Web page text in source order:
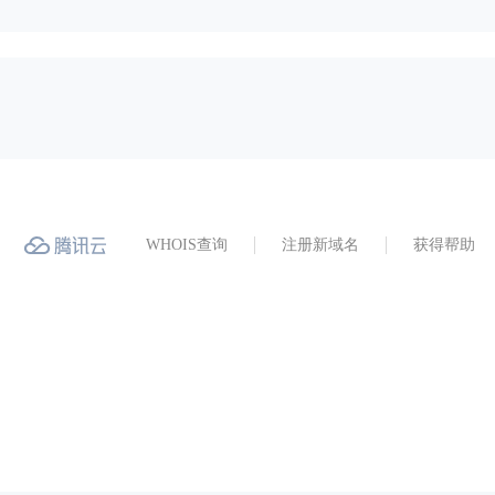
WHOIS查询 注册新域名 获得帮助